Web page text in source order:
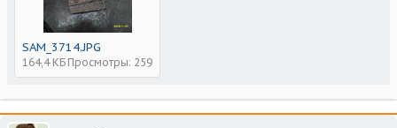
SAM_3714.JPG
164,4 КБ Просмотры: 259